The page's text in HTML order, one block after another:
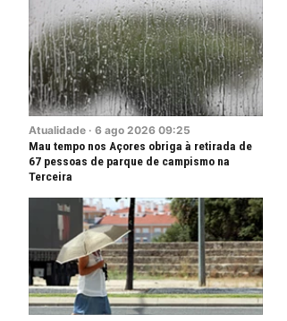
Atualidade · 6 ago 2026 09:25
Mau tempo nos Açores obriga à retirada de
67 pessoas de parque de campismo na
Terceira